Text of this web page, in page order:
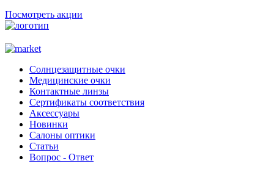
Посмотреть акции
Солнцезащитные очки
Медицинские очки
Контактные линзы
Сертификаты соответствия
Аксессуары
Новинки
Салоны оптики
Статьи
Вопрос - Ответ